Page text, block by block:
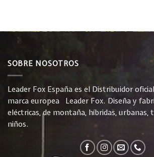
SOBRE NOSOTROS
Leader Fox España es el Distribuidor
marca europea Leader Fox. Diseña y
eléctricas, de montaña, híbridas, urbanas,
niños.